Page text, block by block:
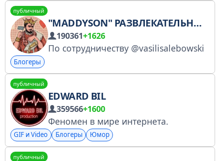
публичный
"MADDYSON" РАЗВЛЕКАТЕЛЬНЫЙ ТЕЛЕГРАМ КАНАЛ!
190361+1626
По сотрудничеству @vasilisalebowski
Блогеры
публичный
EDWARD BIL
359566+1600
Феномен в мире интернета.
GIF и Video Блогеры Юмор
публичный